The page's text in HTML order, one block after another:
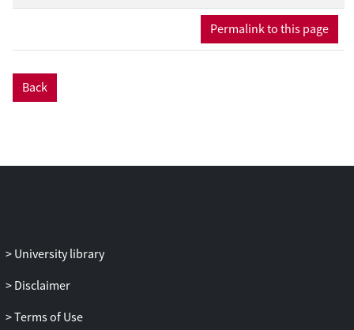
Permalink to this page
Back
University library
Disclaimer
Terms of Use